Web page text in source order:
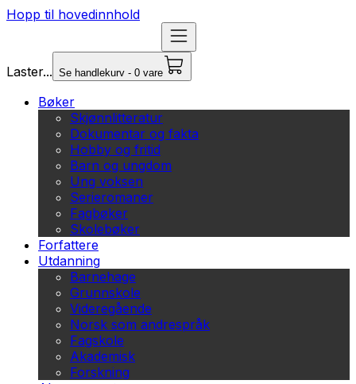
Hopp til hovedinnhold
Laster... Se handlekurv - 0 vare
Bøker
Skjønnlitteratur
Dokumentar og fakta
Hobby og fritid
Barn og ungdom
Ung voksen
Serieromaner
Fagbøker
Skolebøker
Forfattere
Utdanning
Barnehage
Grunnskole
Videregående
Norsk som andrespråk
Fagskole
Akademisk
Forskning